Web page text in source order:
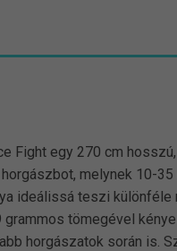
Fight egy 270 cm hosszú,
melynek 10-35
ideálissá teszi különféle
grammos tömegével
horgászatok során is.